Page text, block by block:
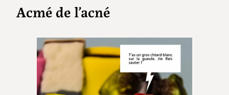
Acmé de l’acné